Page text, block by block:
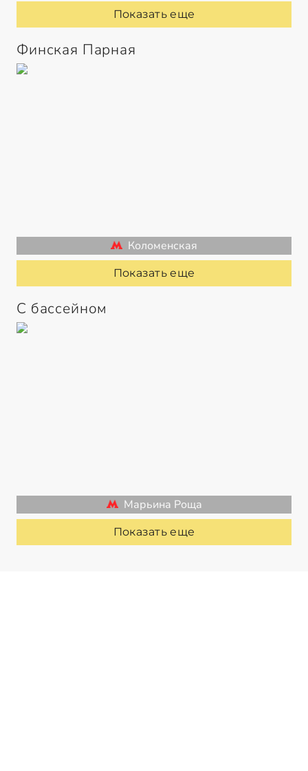
Показать еще
Финская Парная
Коломенская
Показать еще
С бассейном
Марьина Роща
Показать еще